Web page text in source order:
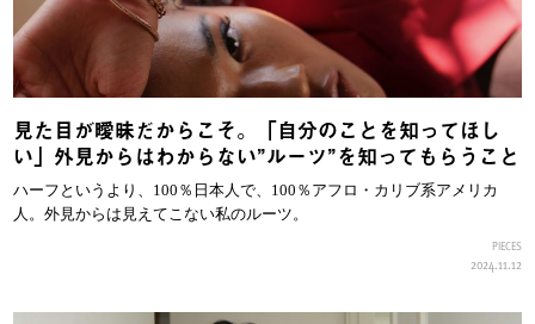
見た目が曖昧だからこそ。「自分のことを知ってほし
い」外見からはわからない”ルーツ”を知ってもらうこと
ハーフというより、100％日本人で、100％アフロ・カリブ系アメリカ
人。外見からは見えてこない私のルーツ。
PIECES
2024.11.12